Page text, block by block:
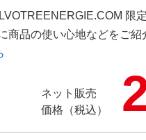
限
商品の使い心地などをご紹
ネット販売
価格（税込）